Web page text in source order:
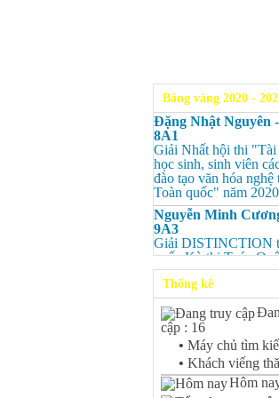
Bảng vàng 2020 -
Đặng Nhật Nguyên
8A1
Giải Nhất hội thi "Tài
học sinh, sinh viên
đào tạo văn hóa nghệ
Toàn quốc" năm 2020
Nguyễn Minh
9A3
Giải DISTINCTION
quốc Kỳ thi Toán
Kangaroo – IKMC
Nguyễn Minh
9A3
Giải Ba kỳ thi chọn
tỉnh môn Toán.
Bùi Quang Minh -
Giải DISTINCTION
quốc Kỳ thi Toán
Thống kê
cập : 16
• Máy chủ tìm
• Khách viếng
Hôm